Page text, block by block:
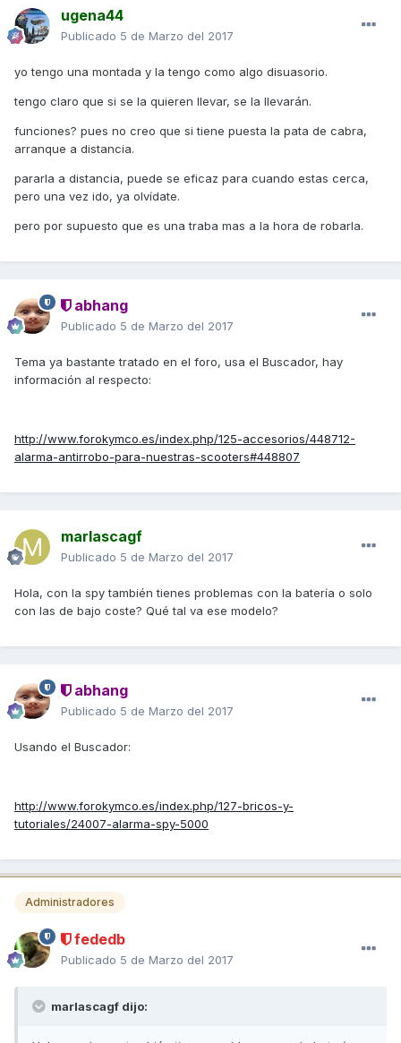
ugena44
Publicado 5 de Marzo del 2017
yo tengo una montada y la tengo como algo disuasorio.
tengo claro que si se la quieren llevar, se la llevarán.
funciones? pues no creo que si tiene puesta la pata de cabra,
arranque a distancia.
pararla a distancia, puede se eficaz para cuando estas cerca,
pero una vez ido, ya olvídate.
pero por supuesto que es una traba mas a la hora de robarla.
abhang
Publicado 5 de Marzo del 2017
Tema ya bastante tratado en el foro, usa el Buscador, hay
información al respecto:
http://www.forokymco.es/index.php/125-accesorios/448712-
alarma-antirrobo-para-nuestras-scooters#448807
marlascagf
Publicado 5 de Marzo del 2017
Hola, con la spy también tienes problemas con la batería o solo
con las de bajo coste? Qué tal va ese modelo?
abhang
Publicado 5 de Marzo del 2017
Usando el Buscador:
http://www.forokymco.es/index.php/127-bricos-y-
tutoriales/24007-alarma-spy-5000
Administradores
fededb
Publicado 5 de Marzo del 2017
marlascagf dijo: